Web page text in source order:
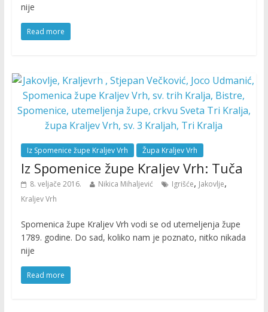
nije
Read more
Iz Spomenice župe Kraljev Vrh Župa Kraljev Vrh
Iz Spomenice župe Kraljev Vrh: Tuča
8. veljače 2016. Nikica Mihaljević Igrišće, Jakovlje,
Kraljev Vrh
Spomenica župe Kraljev Vrh vodi se od utemeljenja župe
1789. godine. Do sad, koliko nam je poznato, nitko nikada
nije
Read more